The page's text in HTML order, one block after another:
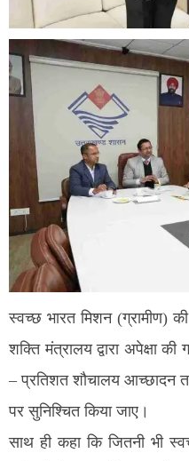
स्वच्छ भारत मिशन (ग्रामीण)
शक्ति मंत्रालय द्वारा अपेक्षा
– प्रतिशत शौचालय आच्छादन
पर सुनिश्चित किया जाए।
साथ ही कहा कि जितनी भी